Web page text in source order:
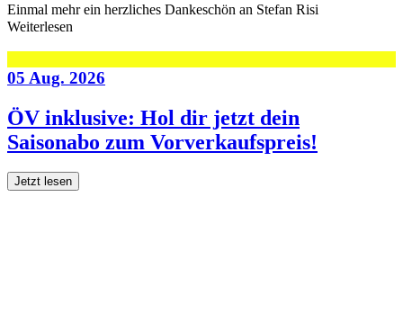
Einmal mehr ein herzliches Dankeschön an Stefan Risi
Weiterlesen
05 Aug. 2026
ÖV inklusive: Hol dir jetzt dein
Saisonabo zum Vorverkaufspreis!
Jetzt lesen